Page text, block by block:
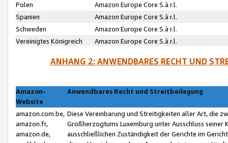
Polen
Amazon Europe Core S.à r.l.
Spanien
Amazon Europe Core S.à r.l.
Schweden
Amazon Europe Core S.à r.l.
Vereinigtes Königreich
Amazon Europe Core S.à r.l.
ANHANG 2: ANWENDBARES RECHT UND
Amazon-
Website
Anwendbares Recht und Streitbeilegung
amazon.com.be,
amazon.fr,
amazon.de,
Diese Vereinbarung und Streitigkeiten aller Art, die
Großherzogtums Luxemburg unter Ausschluss
ausschließlichen Zuständigkeit der Gerichte im